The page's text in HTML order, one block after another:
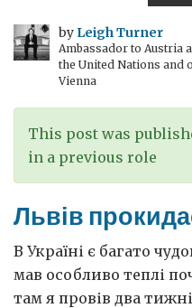
by Leigh Turner
Ambassador to Austria
the United Nations and
Vienna
This post was
in a previous role
Львів
В Україні є багато
мав особливо теплі
там я провів два